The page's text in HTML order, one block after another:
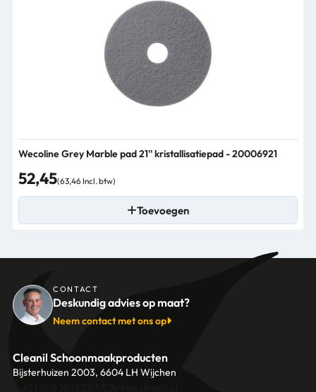
Wecoline Grey Marble pad 21'' kristallisatiepad - 20006921
52,45(63,46 Incl. btw)
Toevoegen
CONTACT
Deskundig advies op maat?
Neem contact met ons op
Cleanil Schoonmaakproducten
Bijsterhuizen 2003, 6604 LH Wijchen